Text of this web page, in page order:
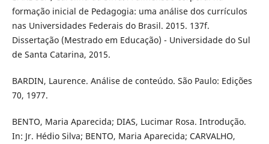
formação inicial de Pedagogia: uma análise dos currículos
nas Universidades Federais do Brasil. 2015. 137f.
Dissertação (Mestrado em Educação) - Universidade do Sul
de Santa Catarina, 2015.
BARDIN, Laurence. Análise de conteúdo. São Paulo: Edições
70, 1977.
BENTO, Maria Aparecida; DIAS, Lucimar Rosa. Introdução.
In: Jr. Hédio Silva; BENTO, Maria Aparecida; CARVALHO,